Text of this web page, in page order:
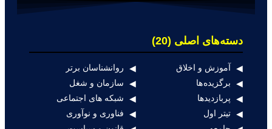
دسته‌های اصلی (20)
آموزش و اخلاق
برگزیده ها
پربازدیدها
تیتر اول
روانشناسان برتر
سازمان و شغل
شبکه های اجتماعی
فناوری و نوآوری